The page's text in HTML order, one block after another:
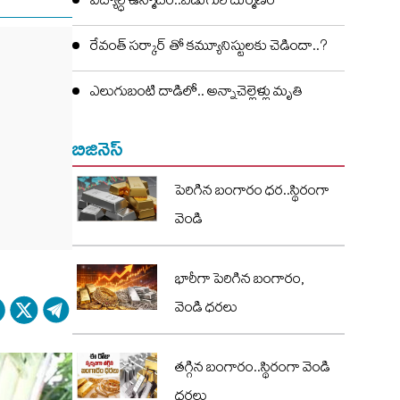
రేవంత్ సర్కార్ తో కమ్యూనిస్టులకు చెడిందా..?
ఎలుగుబంటి దాడిలో.. అన్నాచెల్లెళ్లు మృతి
బిజినెస్
పెరిగిన బంగారం ధర..స్థిరంగా
వెండి
భారీగా పెరిగిన బంగారం,
వెండి ధరలు
తగ్గిన బంగారం..స్థిరంగా వెండి